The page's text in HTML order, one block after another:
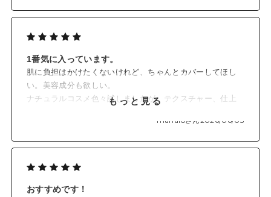
容量ももう少しあってもいいかな…
1番気に入っています。
肌に負担はかけたくないけれど、ちゃんとカバーしてほし
い。美容成分も欲しい。
ナチュラルコスメ色々試しましたが、テクスチャー、仕上
ンプルながらに高級感とナチュラルさを感じるデザインも
もっと見る
manaloさん 2026/06/03
おすすめです！